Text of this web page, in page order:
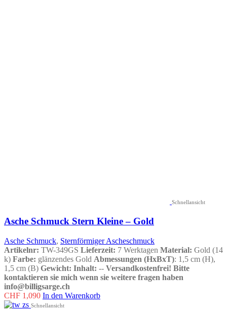
Schnellansicht
Asche Schmuck Stern Kleine – Gold
Asche Schmuck, Sternförmiger Ascheschmuck
Artikelnr: TW-349GS Lieferzeit: 7 Werktagen Material: Gold (14
k) Farbe: glänzendes Gold Abmessungen (HxBxT): 1,5 cm (H),
1,5 cm (B) Gewicht: Inhalt: -- Versandkostenfrei! Bitte
kontaktieren sie mich wenn sie weitere fragen haben
info@billigsarge.ch
CHF 1,090 In den Warenkorb
Schnellansicht